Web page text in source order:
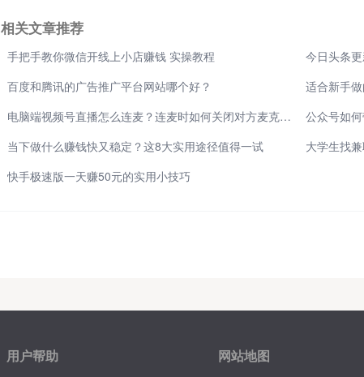
相关文章推荐
手把手教你微信开线上小店赚钱 实操教程
百度和腾讯的广告推广平台网站哪个好？
适合新手
电脑端视频号直播怎么连麦？连麦时如何关闭对方麦克风？
公众号如
当下做什么赚钱快又稳定？这8大实用途径值得一试
快手极速版一天赚50元的实用小技巧
用户帮助 网站地图